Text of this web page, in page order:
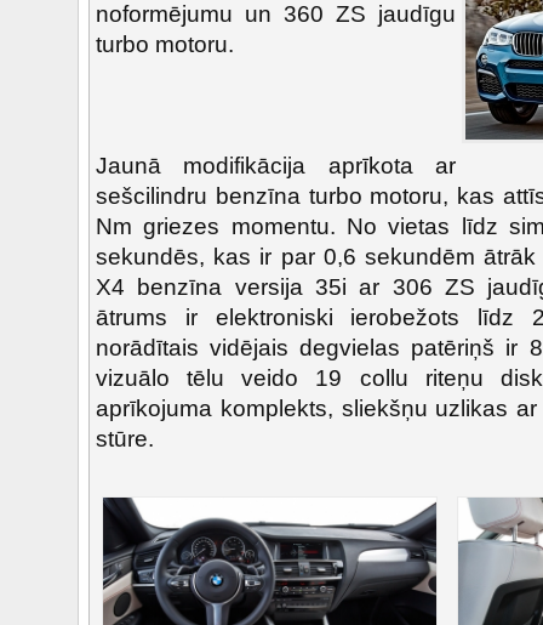
noformējumu un 360 ZS jaudīgu
turbo motoru.
Jaunā modifikācija aprīkota ar
sešcilindru benzīna turbo motoru, kas
Nm griezes momentu. No vietas līdz
sekundēs, kas ir par 0,6 sekundēm
X4 benzīna versija 35i ar 306 ZS
ātrums ir elektroniski ierobežots līdz
norādītais vidējais degvielas patēriņš ir
vizuālo tēlu veido 19 collu riteņu
aprīkojuma komplekts, sliekšņu uzlikas
stūre.